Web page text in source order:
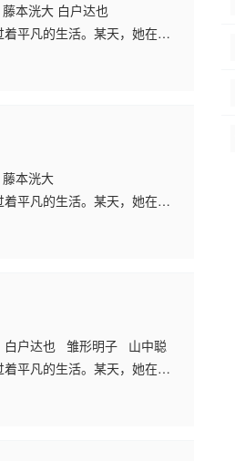
本洸大 白户达也
平凡的生活。某天，她在打
明对异性一向不擅长的
屋。两人开始同住一个房
春产生恋爱或欲望的感觉。
本洸大
平凡的生活。某天，她在打
明对异性一向不擅长的
户达也 雏形明子 山中聪
平凡的生活。某天，她在打
明对异性一向不擅长的
屋。两人开始同住一个房
春产生恋爱或欲望的感觉。